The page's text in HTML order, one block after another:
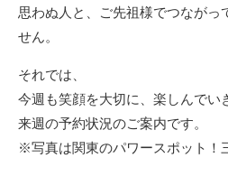
思わぬ人と、ご先祖様でつながっ
せん。
それでは、
今週も笑顔を大切に、楽しんでい
来週の予約状況のご案内です。
※写真は関東のパワースポット！